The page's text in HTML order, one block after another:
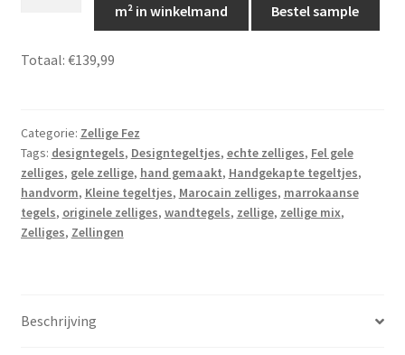
05
aantal
m² in winkelmand Bestel sample
Totaal: €139,99
Categorie: Zellige Fez
Tags: designtegels, Designtegeltjes, echte zelliges, Fel gele
zelliges, gele zellige, hand gemaakt, Handgekapte tegeltjes,
handvorm, Kleine tegeltjes, Marocain zelliges, marrokaanse
tegels, originele zelliges, wandtegels, zellige, zellige mix,
Zelliges, Zellingen
Beschrijving